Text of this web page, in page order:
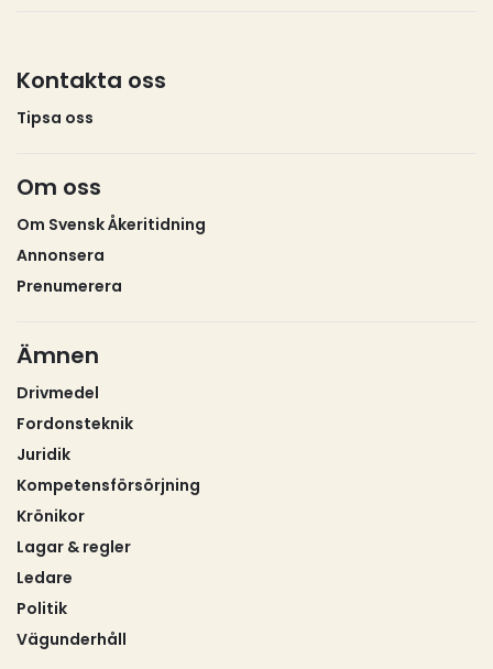
Kontakta oss
Tipsa oss
Om oss
Om Svensk Åkeritidning
Annonsera
Prenumerera
Ämnen
Drivmedel
Fordonsteknik
Juridik
Kompetensförsörjning
Krönikor
Lagar & regler
Ledare
Politik
Vägunderhåll